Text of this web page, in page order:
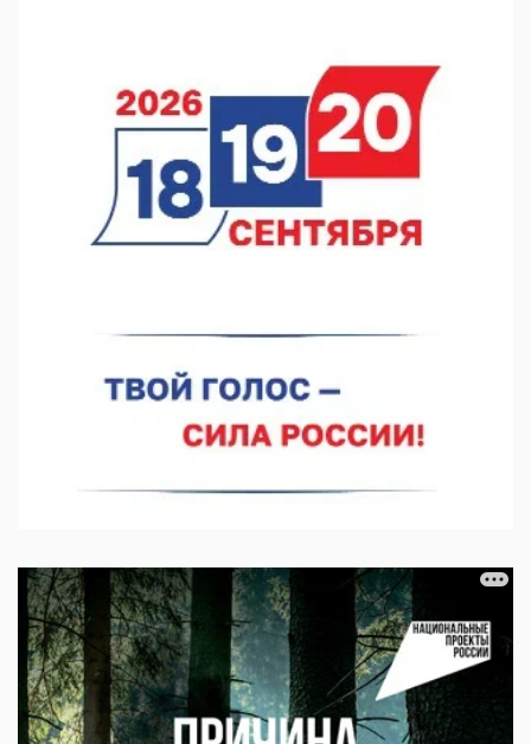
Нижегородские хирурги выполнили трансоральную
операцию на щитовидной железе
06.08.2026 15:03
Более 30 нижегородцев прошли обучение для соцконтракта
06.08.2026 14:46